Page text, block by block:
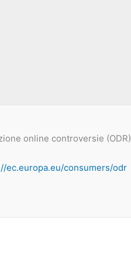
online controversie (ODR)
ec.europa.eu/consumers/odr